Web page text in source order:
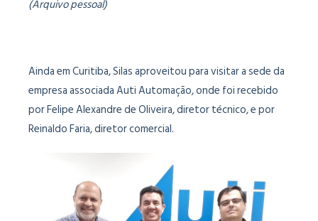
(Arquivo pessoal)
Ainda em Curitiba, Silas aproveitou para visitar a sede da
empresa associada Auti Automação, onde foi recebido
por Felipe Alexandre de Oliveira, diretor técnico, e por
Reinaldo Faria, diretor comercial.